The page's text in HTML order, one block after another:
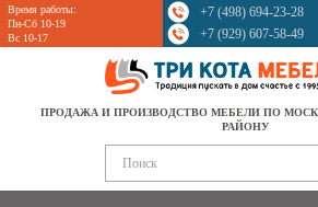
Время работы:
Пн-Сб 10-19
Вс 10-17
+7 (498) 694-23-28
+7 (929) 607-58-49
ПРОДАЖА И ПРОИЗВОДСТВО МЕБЕЛИ ПО
РАЙОНУ
Sale